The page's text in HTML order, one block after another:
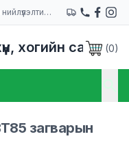
Uudam Supply Service LLC Уудам ханган нийлүүлэлтийн компани
хогийн сав (0)
загварын